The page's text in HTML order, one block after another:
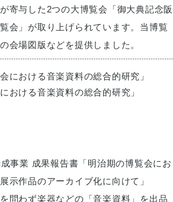
寄与した2つの大博覧会「御大典記念阪
会」が取り上げられています。当博覧
会場図版などを提供しました。
における音楽資料の総合的研究」
おける音楽資料の総合的研究」
事業 成果報告書「明治期の博覧会にお
作品のアーカイブ化に向けて」
問わず楽器などの「音楽資料」を出品